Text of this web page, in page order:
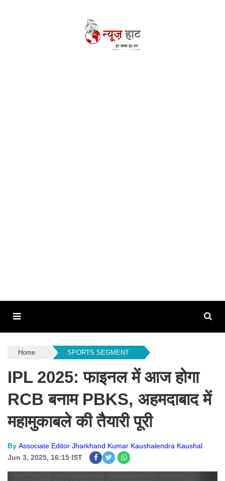
Home SPORTS SEGMENT
IPL 2025: फाइनल में आज होगा
RCB बनाम PBKS, अहमदाबाद में
महामुकाबले की तैयारी पूरी
By Associate Editor Jharkhand Kumar Kaushalendra Kaushal
Jun 3, 2025, 16:15 IST